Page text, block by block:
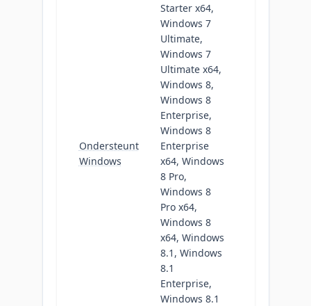
Ondersteunt
Windows
Starter x64,
Windows 7
Ultimate,
Windows 7
Ultimate x64,
Windows 8,
Windows 8
Enterprise,
Windows 8
Enterprise
x64, Windows
8 Pro,
Windows 8
Pro x64,
Windows 8
x64, Windows
8.1, Windows
8.1
Enterprise,
Windows 8.1